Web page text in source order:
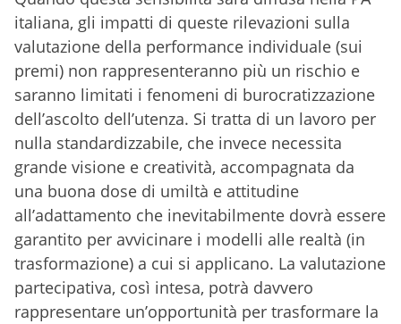
italiana, gli impatti di queste rilevazioni sulla
valutazione della performance individuale (sui
premi) non rappresenteranno più un rischio e
saranno limitati i fenomeni di burocratizzazione
dell’ascolto dell’utenza. Si tratta di un lavoro per
nulla standardizzabile, che invece necessita
grande visione e creatività, accompagnata da
una buona dose di umiltà e attitudine
all’adattamento che inevitabilmente dovrà essere
garantito per avvicinare i modelli alle realtà (in
trasformazione) a cui si applicano. La valutazione
partecipativa, così intesa, potrà davvero
rappresentare un’opportunità per trasformare la